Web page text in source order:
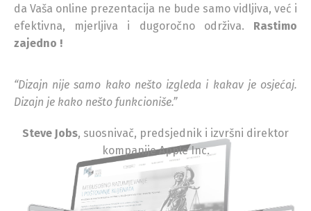
da Vaša online prezentacija ne bude samo vidljiva, već i
efektivna, mjerljiva i dugoročno održiva. Rastimo
zajedno !
“Dizajn nije samo kako nešto izgleda i kakav je osjećaj.
Dizajn je kako nešto funkcioniše.”
Steve Jobs, suosnivač, predsjednik i izvršni direktor
kompanije Apple Inc.